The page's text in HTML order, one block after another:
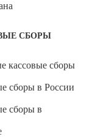
СБОРЫ
кассовые сборы
сборы в России
сборы в